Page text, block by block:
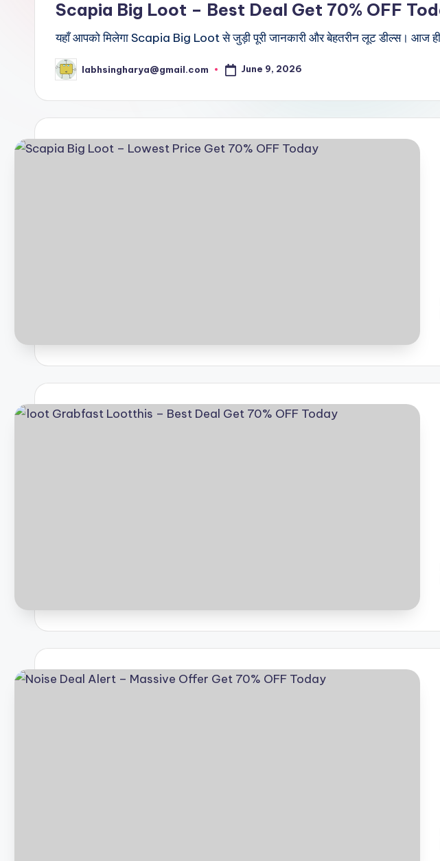
r
c
Scapia Big Loot – Best Deal Get 70% OFF
यहाँ आपको मिलेगा Scapia Big Loot से जुड़ी पूरी जानकारी और बेहतरीन लूट डील्स। आज
Posted
by
labhsingharya@gmail.com June 9, 2026